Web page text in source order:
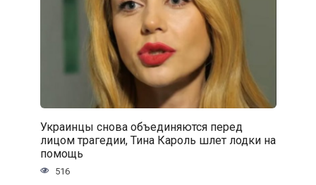
Украинцы снова объединяются перед
лицом трагедии, Тина Кароль шлет лодки на
помощь
516